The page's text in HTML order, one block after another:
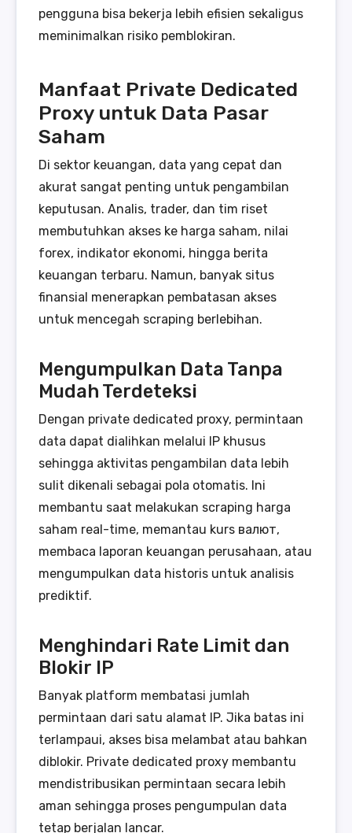
pengguna bisa bekerja lebih efisien sekaligus
meminimalkan risiko pemblokiran.
Manfaat Private Dedicated
Proxy untuk Data Pasar
Saham
Di sektor keuangan, data yang cepat dan
akurat sangat penting untuk pengambilan
keputusan. Analis, trader, dan tim riset
membutuhkan akses ke harga saham, nilai
forex, indikator ekonomi, hingga berita
keuangan terbaru. Namun, banyak situs
finansial menerapkan pembatasan akses
untuk mencegah scraping berlebihan.
Mengumpulkan Data Tanpa
Mudah Terdeteksi
Dengan private dedicated proxy, permintaan
data dapat dialihkan melalui IP khusus
sehingga aktivitas pengambilan data lebih
sulit dikenali sebagai pola otomatis. Ini
membantu saat melakukan scraping harga
saham real-time, memantau kurs валют,
membaca laporan keuangan perusahaan, atau
mengumpulkan data historis untuk analisis
prediktif.
Menghindari Rate Limit dan
Blokir IP
Banyak platform membatasi jumlah
permintaan dari satu alamat IP. Jika batas ini
terlampaui, akses bisa melambat atau bahkan
diblokir. Private dedicated proxy membantu
mendistribusikan permintaan secara lebih
aman sehingga proses pengumpulan data
tetap berjalan lancar.